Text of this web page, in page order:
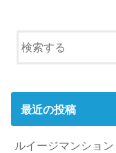
最近の投稿
ルイージマンショ